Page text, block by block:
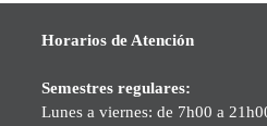
Horarios de Atención
Semestres regulares:
Lunes a viernes: de 7h00 a